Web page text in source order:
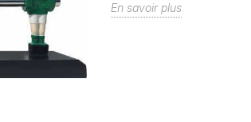
En savoir plus